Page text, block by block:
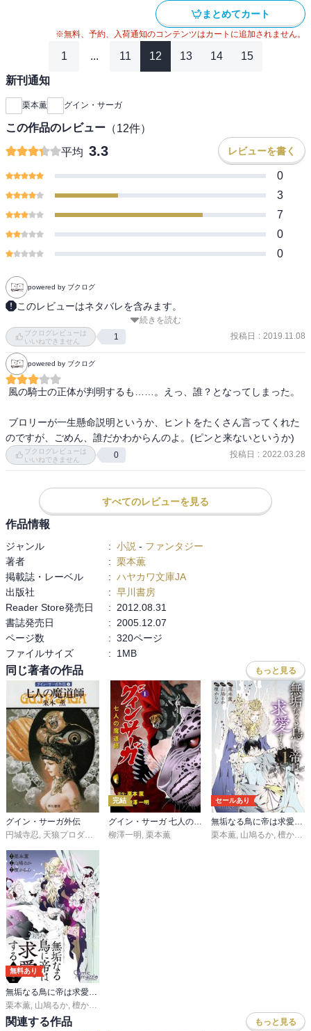
まとめてカート
※無料、予約、入荷通知のコンテンツはカートに追加されません。
1 ... 11 12 13 14 15
新刊通知
栗本薫 グイン・サーガ
この作品のレビュー （12件）
平均 3.3 レビューを書く
0
3
7
0
0
powered by ブクログ
このレビューはネタバレを含みます。
収集がつかない感じになってきました。旅の一座みたいなのも楽し
そうなのですが、本編をがっちり進めて欲しかった・・・。
続きを読む
ブクログレビューは
いいねできません
1 投稿日 : 2019.11.08
powered by ブクログ
ブクログレビューは
いいねできません
0 投稿日 : 2022.03.28
すべてのレビューを見る
作品情報
ジャンル : 小説 - ファンタジー
著者
: 栗本薫
掲載誌・レーベル
: ハヤカワ文庫JA
出版社
: 早川書房
Reader Store発売日
:
2012.08.31
書誌発売日
:
2005.12.07
ページ数
: 320ページ
ファイルサイズ
: 1MB
同じ著者の作品 もっと見る
グイン・サーガ外伝
円城寺忍, 天狼プロダクション
完結
グイン・サーガ 七人の魔道師
柳澤一明 , 栗本薫
セールあり
無垢なる鳥に帝は求愛する【コミックス版】【ストア限定特典付き】
栗本薫, 山鳩るか, 檀からん
無料あり
栗本薫 山鳩るか 檀からん
関連する作品 もっと見る